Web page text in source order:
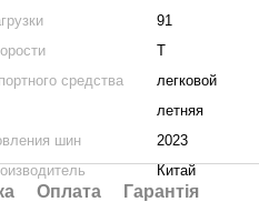
91
T
средства
легковой
летняя
шин
2023
Китай
Оплата Гарантія